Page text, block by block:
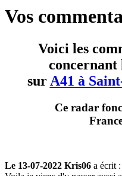
Vos
Voici les
sur A41 à
Ce radar
Le 13-07-2022 Kris06 a écrit :